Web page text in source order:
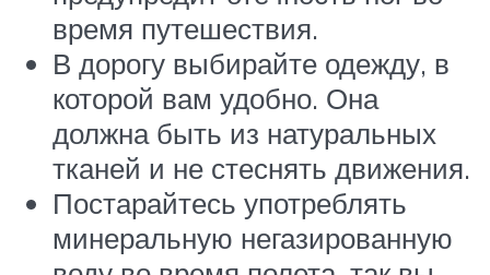
время путешествия.
В дорогу выбирайте одежду, в
которой вам удобно. Она
должна быть из натуральных
тканей и не стеснять движения.
Постарайтесь употреблять
минеральную негазированную